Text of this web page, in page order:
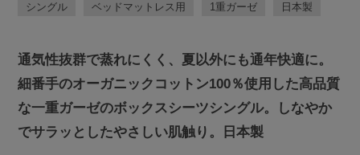
シングル ベッドマットレス用 1重ガーゼ 日本製
通気性抜群で蒸れにくく、夏以外にも通年快適に。
細番手のオーガニックコットン100％使用した高品質
な一重ガーゼのボックスシーツシングル。しなやか
でサラッとしたやさしい肌触り。日本製